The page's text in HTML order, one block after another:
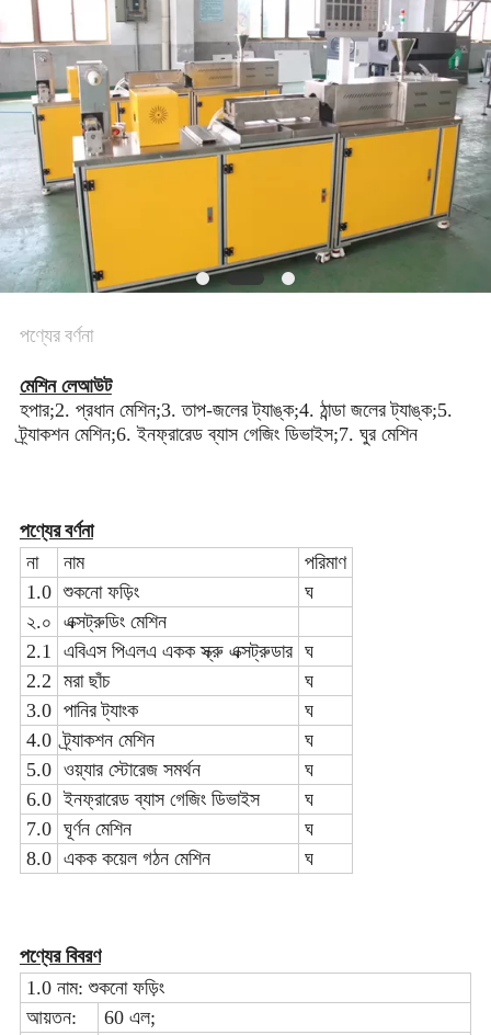
PRIVACY
POLICY
পণ্যের বর্ণনা
মেশিন লেআউট
হপার;2. প্রধান মেশিন;3. তাপ-জলের ট্যাঙ্ক;4. ঠান্ডা জলের ট্যাঙ্ক;5.
ট্র্যাকশন মেশিন;6. ইনফ্রারেড ব্যাস গেজিং ডিভাইস;7. ঘুর মেশিন
পণ্যের বর্ণনা
না নাম
পরিমাণ
1.0 শুকনো ফড়িং
ঘ
২.০ এক্সট্রুডিং মেশিন
2.1 এবিএস পিএলএ একক স্ক্রু এক্সট্রুডার ঘ
2.2 মরা ছাঁচ
ঘ
3.0 পানির ট্যাংক
ঘ
4.0 ট্র্যাকশন মেশিন
ঘ
5.0 ওয়্যার স্টোরেজ সমর্থন
ঘ
6.0 ইনফ্রারেড ব্যাস গেজিং ডিভাইস
ঘ
7.0 ঘূর্ণন মেশিন
ঘ
8.0 একক কয়েল গঠন মেশিন ঘ
পণ্যের বিবরণ
1.0 নাম: শুকনো ফড়িং
আয়তন:
60 এল;